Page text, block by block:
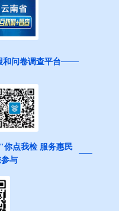
问卷调查平台
你点我检 服务惠民
与